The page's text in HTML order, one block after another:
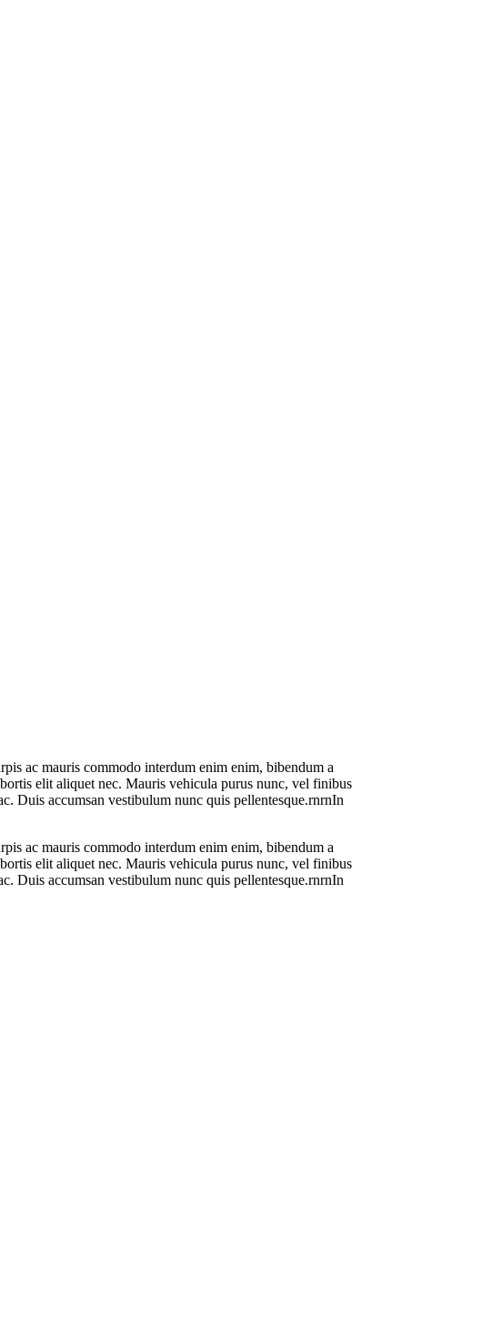
ac mauris commodo interdum enim enim, bibendum a
elit aliquet nec. Mauris vehicula purus nunc, vel finibus
Duis accumsan vestibulum nunc quis pellentesque.rnrnIn
ac mauris commodo interdum enim enim, bibendum a
elit aliquet nec. Mauris vehicula purus nunc, vel finibus
Duis accumsan vestibulum nunc quis pellentesque.rnrnIn